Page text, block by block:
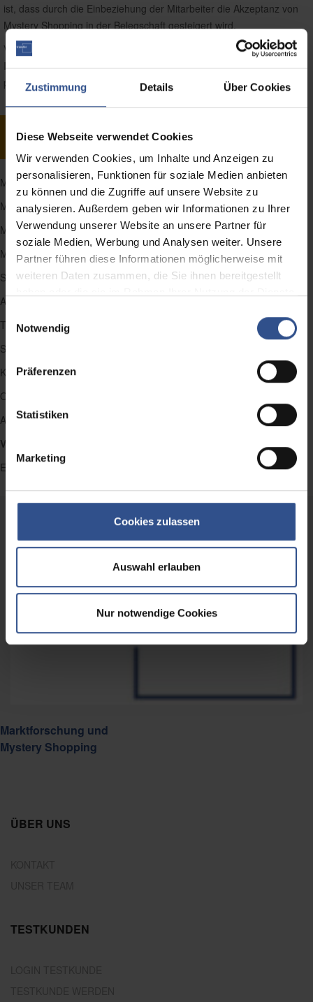
Zustimmung Details Über Cookies
Diese Webseite verwendet Cookies
Wir verwenden Cookies, um Inhalte und Anzeigen zu
personalisieren, Funktionen für soziale Medien anbieten
zu können und die Zugriffe auf unsere Website zu
analysieren. Außerdem geben wir Informationen zu Ihrer
Verwendung unserer Website an unsere Partner für
soziale Medien, Werbung und Analysen weiter. Unsere
Partner führen diese Informationen möglicherweise mit
weiteren Daten zusammen, die Sie ihnen bereitgestellt
Notwendig
Präferenzen
Statistiken
Marketing
Cookies zulassen
Auswahl erlauben
Nur notwendige Cookies
ist, dass durch die Einbeziehung der Mitarbeiter die Akzeptanz von
Mystery Shopping in der Belegschaft gesteigert wird.
Viele unserer Testkunden sind auf die professionelle
Interviewführung geschult. Nutzen Sie also unsere Expertise und
profitieren Sie von der Erfahrung und dem Wissen Ihrer Verkäufer!
Kontakt aufnehmen
Mystery Visit
Mystery Calling
Mystery Mailing
Mystery E-Shopping
Store Check / Promotion Check
Audits
Transaktionspreisstudien
Social-Media-Test
Kundenerleben
Omnichannel Sales Excellence
Activity Tracking
Verkäufer- / Händlerbefragungen
Empfehlungsmanagement
Marktforschung und
Mystery Shopping
ÜBER UNS
TESTKUNDEN